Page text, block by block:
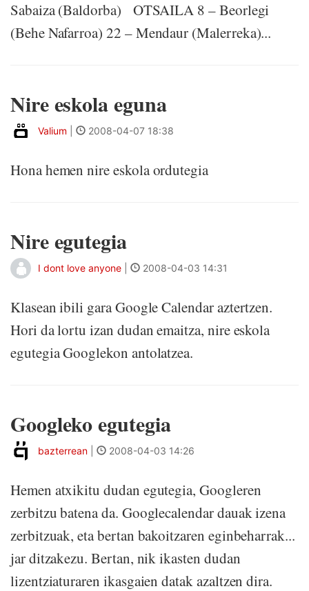
Sabaiza (Baldorba) OTSAILA 8 – Beorlegi
(Behe Nafarroa) 22 – Mendaur (Malerreka)...
Nire eskola eguna
Valium 2008-04-07 18:38
Hona hemen nire eskola ordutegia
Nire egutegia
I dont love anyone 2008-04-03 14:31
Klasean ibili gara Google Calendar aztertzen.
Hori da lortu izan dudan emaitza, nire eskola
egutegia Googlekon antolatzea.
Googleko egutegia
bazterrean 2008-04-03 14:26
Hemen atxikitu dudan egutegia, Googleren
zerbitzu batena da. Googlecalendar dauak izena
zerbitzuak, eta bertan bakoitzaren eginbeharrak...
jar ditzakezu. Bertan, nik ikasten dudan
lizentziaturaren ikasgaien datak azaltzen dira.